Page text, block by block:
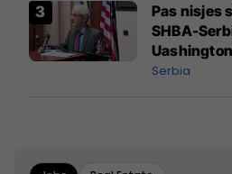
Pas nisjes
SHBA-
Banjskën,
Serbia